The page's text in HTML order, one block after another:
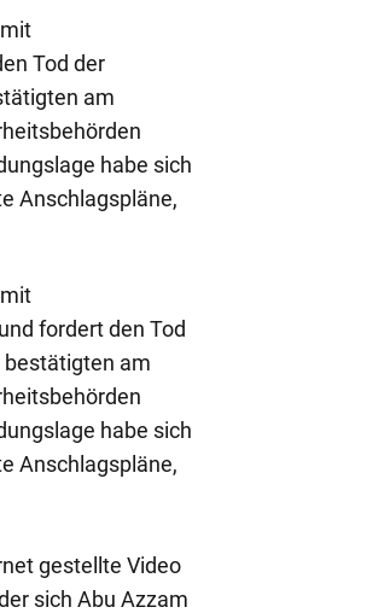
Tod der
am
habe sich
Anschlagspläne,
fordert den Tod
bestätigten am
habe sich
Anschlagspläne,
gestellte Video
sich Abu Azzam